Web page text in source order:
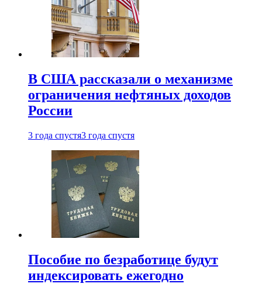
В США рассказали о механизме
ограничения нефтяных доходов
России
3 года спустя3 года спустя
Пособие по безработице будут
индексировать ежегодно